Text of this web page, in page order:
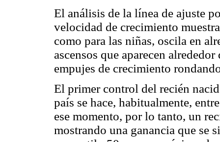
El análisis de la línea de ajuste
velocidad de crecimiento
como para las niñas, oscila en
ascensos que aparecen
empujes de crecimiento
El primer control del recién
país se hace, habitualmente,
ese momento, por lo tanto, un
mostrando una ganancia que se